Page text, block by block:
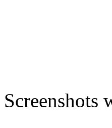
Screenshots